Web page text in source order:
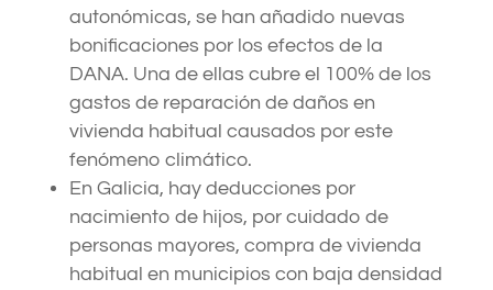
autonómicas, se han añadido nuevas
bonificaciones por los efectos de la
DANA. Una de ellas cubre el 100% de los
gastos de reparación de daños en
vivienda habitual causados por este
fenómeno climático.
En Galicia, hay deducciones por
nacimiento de hijos, por cuidado de
personas mayores, compra de vivienda
habitual en municipios con baja densidad